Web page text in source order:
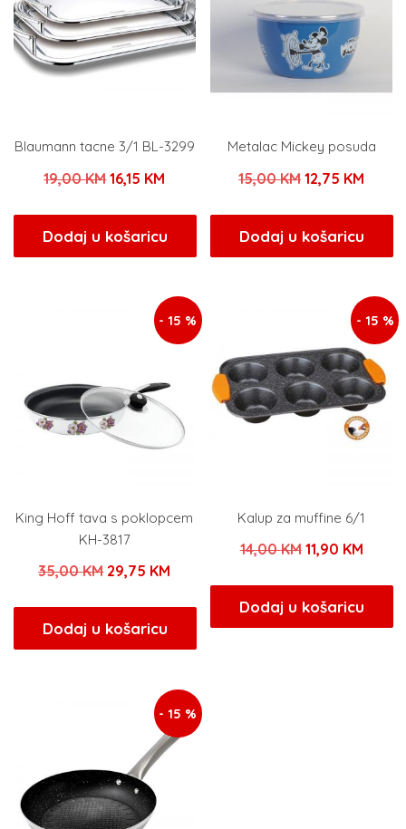
Blaumann tacne 3/1 BL-3299
19,00KMIzvorna
bila
je:
16,15 KM
je:
16,15 KM.
Dodaj u košaricu
Metalac Mickey posuda
15,00KMIzvorna
bila
je:
12,75 KM
12,75
Dodaj u košaricu
- 15 %
King Hoff tava s poklopcem
KH-3817
35,00KM Izvorna
bila
je:
29,75 KM
29,75 KM.
Dodaj u košaricu
- 15 %
Kalup za muffine 6/1
14,00KM Izvorna
bila
je:
11,90 KM
je:
11,90
Dodaj u košaricu
- 15 %